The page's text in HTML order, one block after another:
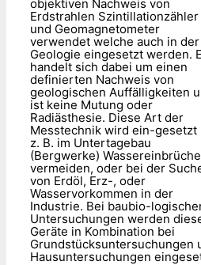
objektiven Nachweis von
Erdstrahlen Szintillationzähler
und Geomagnetometer
verwendet welche auch in der
Geologie eingesetzt werden.
handelt sich dabei um einen
definierten Nachweis von
geologischen Auffälligkeiten
ist keine Mutung oder
Radiästhesie. Diese Art der
Messtechnik wird ein-gesetzt
z. B. im Untertagebau
(Bergwerke)
vermeiden, oder bei der
von Erdöl, Erz-, oder
Wasservorkommen in der
Industrie. Bei baubio-
Untersuchungen werden
Geräte in Kombination bei
Grundstücksuntersuchungen
Hausuntersuchungen